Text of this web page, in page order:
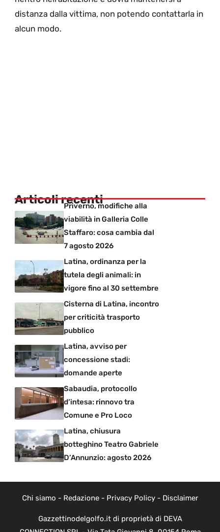
distanza dalla vittima, non potendo contattarla in
alcun modo.
Articoli recentiPriverno, modifiche alla
viabilità in Galleria Colle
Staffaro: cosa cambia dal
7 agosto 2026
Latina, ordinanza per la
tutela degli animali: in
vigore fino al 30 settembre
Cisterna di Latina, incontro
per criticità trasporto
pubblico
Latina, avviso per
concessione stadi:
domande aperte
Sabaudia, protocollo
d’intesa: rinnovo tra
Comune e Pro Loco
Latina, chiusura
botteghino Teatro Gabriele
D’Annunzio: agosto 2026
Chi siamo - Redazione- Privacy Policy- Disclaimer
Gazzettinodelgolfo.it di proprietà di DEVA